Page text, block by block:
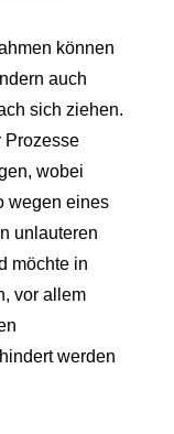
können
auch
sich ziehen.
Prozesse
wobei
wegen eines
unlauteren
möchte in
vor allem
werden